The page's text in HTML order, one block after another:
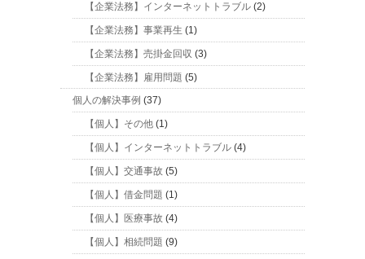
【企業法務】インターネットトラブル (2)
【企業法務】事業再生 (1)
【企業法務】売掛金回収 (3)
【企業法務】雇用問題 (5)
個人の解決事例 (37)
【個人】その他 (1)
【個人】インターネットトラブル (4)
【個人】交通事故 (5)
【個人】借金問題 (1)
【個人】医療事故 (4)
【個人】相続問題 (9)